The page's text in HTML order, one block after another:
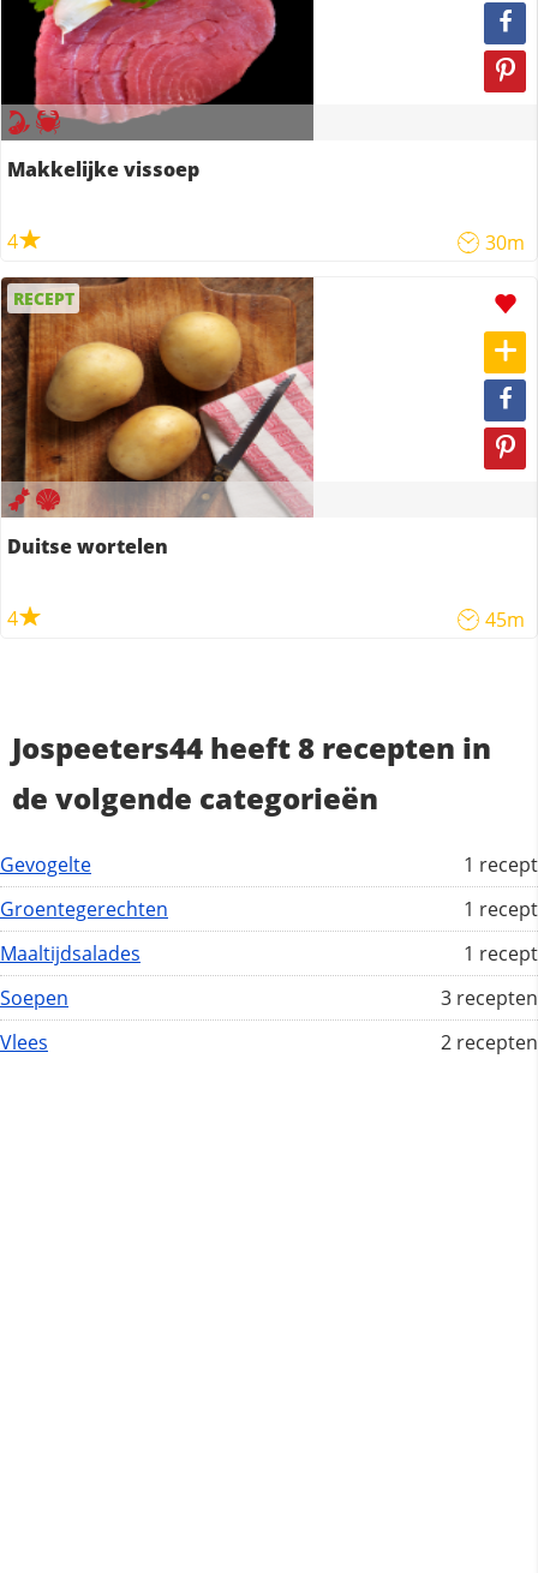
Makkelijke vissoep
4 30m
RECEPT
Duitse wortelen
4 45m
Jospeeters44 heeft 8 recepten in
de volgende categorieën
1 recept
Gevogelte
1 recept
Groentegerechten
1 recept
Maaltijdsalades
3 recepten
Soepen
2 recepten
Vlees